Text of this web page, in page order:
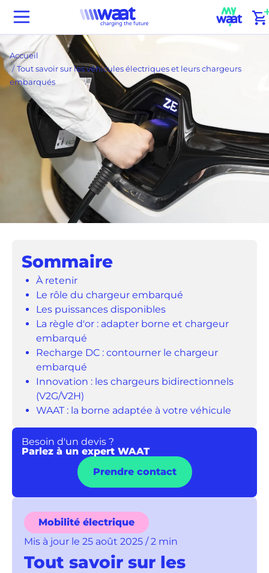
Passer
contenu
Waat
home
Accueil
Tout savoir sur les véhicules électriques et leurs chargeurs
embarqués
Mobilité électrique
Mis à jour le 25 août 2025 / 2 min
Tout savoir sur les
Sommaire
À retenir
Le rôle du chargeur embarqué
Les puissances disponibles
La règle d'or : adapter borne et chargeur
embarqué
Recharge DC : contourner le chargeur
embarqué
Innovation : les chargeurs bidirectionnels
(V2G/V2H)
WAAT : la borne adaptée à votre véhicule
Besoin d'un devis ?
Parlez à un expert WAAT
Prendre contact